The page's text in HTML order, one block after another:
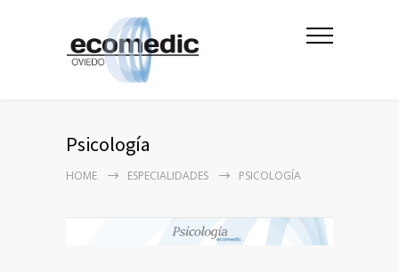
Psicología
HOME ESPECIALIDADES PSICOLOGÍA